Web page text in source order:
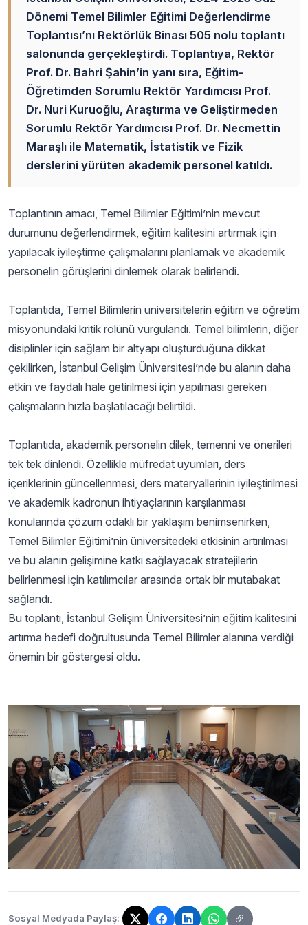
Dönemi Temel Bilimler Eğitimi Değerlendirme
Toplantısı’nı Rektörlük Binası 505 nolu toplantı
salonunda gerçekleştirdi. Toplantıya, Rektör
Prof. Dr. Bahri Şahin’in yanı sıra, Eğitim-
Öğretimden Sorumlu Rektör Yardımcısı Prof.
Dr. Nuri Kuruoğlu, Araştırma ve Geliştirmeden
Sorumlu Rektör Yardımcısı Prof. Dr. Necmettin
Maraşlı ile Matematik, İstatistik ve Fizik
derslerini yürüten akademik personel katıldı.
Toplantının amacı, Temel Bilimler Eğitimi’nin mevcut
durumunu değerlendirmek, eğitim kalitesini artırmak için
yapılacak iyileştirme çalışmalarını planlamak ve akademik
personelin görüşlerini dinlemek olarak belirlendi.
Toplantıda, Temel Bilimlerin üniversitelerin eğitim ve öğretim
misyonundaki kritik rolünü vurgulandı. Temel bilimlerin, diğer
disiplinler için sağlam bir altyapı oluşturduğuna dikkat
çekilirken, İstanbul Gelişim Üniversitesi’nde bu alanın daha
etkin ve faydalı hale getirilmesi için yapılması gereken
çalışmaların hızla başlatılacağı belirtildi.
Toplantıda, akademik personelin dilek, temenni ve önerileri
tek tek dinlendi. Özellikle müfredat uyumları, ders
içeriklerinin güncellenmesi, ders materyallerinin iyileştirilmesi
ve akademik kadronun ihtiyaçlarının karşılanması
konularında çözüm odaklı bir yaklaşım benimsenirken,
Temel Bilimler Eğitimi’nin üniversitedeki etkisinin artırılması
ve bu alanın gelişimine katkı sağlayacak stratejilerin
belirlenmesi için katılımcılar arasında ortak bir mutabakat
sağlandı.
Bu toplantı, İstanbul Gelişim Üniversitesi’nin eğitim kalitesini
artırma hedefi doğrultusunda Temel Bilimler alanına verdiği
önemin bir göstergesi oldu.
Sosyal Medyada Paylaş: